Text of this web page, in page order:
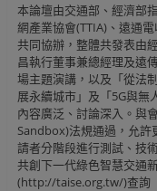
本論壇由交通部、經濟部
網產業協會(TTIA)、遠通
共同協辦，整體共發表由
昌執行董事兼總經理及遠
場主題演講，以及「從法
展永續城市」及「5G與無
內容廣泛、討論深入。與
Sandbox)法規通過，允許
請者分階段進行測試、技
共創下一代綠色智慧交通
(http://taise.org.tw/)查詢